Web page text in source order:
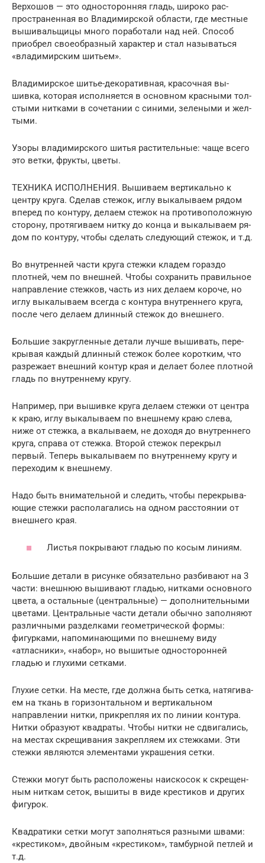
Верхошов — это односто­ронняя гладь, широко рас­
пространенная во Владимир­ской области, где местные
вышивальщицы много пора­ботали над ней. Способ
при­обрел своеобразный харак­тер и стал называться
«вла­димирским шитьем».
Владимирское шитье-де­коративная, красочная вы­
шивка, которая исполняется в основном красными тол­
стыми нитками в сочетании с синими, зелеными и жел­
тыми.
Узоры владимирского шитья растительные: чаще всего
это ветки, фрукты, цветы.
ТЕХНИКА ИСПОЛНЕНИЯ. Вышиваем вертикально к
центру круга. Сделав стежок, иглу выкалываем рядом
впе­ред по контуру, делаем сте­жок на противоположную
сторону, протягиваем нитку до конца и выкалываем ря­
дом по контуру, чтобы сде­лать следующий стежок, и т.д.
Во внутренней части круга стежки кладем гораздо
плотней, чем по внешней. Что­бы сохранить правильное
на­правление стежков, часть из них делаем короче, но
иглу выкалываем всегда с контура внутреннего круга,
после чего делаем длинный стежок до внешнего.
Большие закругленные де­тали лучше вышивать, пере­
крывая каждый длинный сте­жок более коротким, что
раз­режает внешний контур края и делает более плотной
гладь по внутреннему кругу.
Напри­мер, при вышивке круга дела­ем стежки от центра
к краю, иглу выкалываем по внешнему краю слева,
ниже от стеж­ка, а вкалываем, не доходя до внутреннего
круга, справа от стежка. Второй стежок пе­рекрыл
первый. Теперь выка­лываем по внутреннему кругу и
переходим к внешнему.
Надо быть внимательной и следить, чтобы перекрыва­
ющие стежки располагались на одном расстоянии от
вне­шнего края.
Листья покрывают гладью по косым линиям.
Большие детали в рисунке обязательно разбивают на 3
части: внешнюю вышива­ют гладью, нитками основно­го
цвета, а остальные (цен­тральные) — дополнительны­ми
цветами. Центральные ча­сти детали обычно заполняют
различными разделками гео­метрической формы:
фигур­ками, напоминающими по внешнему виду
«атласники», «набор», но вышитые одно­сторонней
гладью и глухими сетками.
Глухие сетки. На месте, где должна быть сетка, натягива­
ем на ткань в горизонтальном и вертикальном
направлении нитки, прикрепляя их по ли­нии контура.
Нитки образуют квадраты. Чтобы нитки не сдвигались,
на местах скре­щивания закрепляем их стеж­ками. Эти
стежки являются элементами украшения сетки.
Стежки могут быть располо­жены наискосок к скрещен­
ным ниткам сеток, вышиты в виде крестиков и других
фигурок.
Квадратики сетки могут за­полняться разными швами:
«крестиком», двойным «кре­стиком», тамбурной петлей и
т.д.